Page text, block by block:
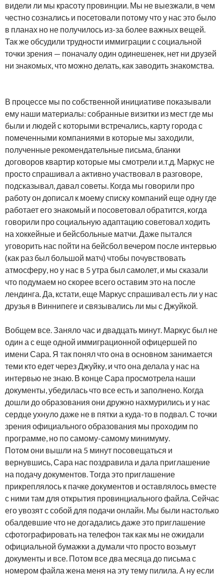
видели ли мы красоту провинции. Мы не выезжали, в чем
честно сознались и посетовали потому что у нас это было
в планах но не получилось из-за более важных вещей.
Так же обсудили трудности иммиграции с социальной
точки зрения — поначалу один одинешенек, нет ни друзей
ни знакомых, что можно делать, как заводить знакомства.
В процессе мы по собственной инициативе показывали
ему наши материалы: собранные визитки из мест где мы
были и людей с которыми встречались, карту города с
помеченными компаниями в которые мы заходили,
полученные рекомендательные письма, бланки
договоров квартир которые мы смотрели и.т.д. Маркус не
просто спрашивал а активно участвовал в разговоре,
подсказывал, давал советы. Когда мы говорили про
работу он дописал к моему списку компаний еще одну где
работает его знакомый и посоветовал обратится, когда
говорили про социальную адаптацию советовал ходить
на хоккейные и бейсбольные матчи. Даже пытался
уговорить нас пойти на бейсбол вечером после интервью
(как раз был большой матч) чтобы почувствовать
атмосферу, но у нас в 5 утра был самолет, и мы сказали
что подумаем но скорее всего оставим это на после
лендинга. Да, кстати, еще Маркус спрашивал есть ли у нас
друзья в Виннипеге и связывались ли мы с Джуйкой.
Вобщем все. Заняло час и двадцать минут. Маркус был не
один а с еще одной иммиграционной офицершей по
имени Сара. Я так понял что она в основном занимается
теми кто едет через Джуйку, и что она делала у нас на
интервью не знаю. В конце Сара просмотрела наши
документы, убедилась что все есть и заполнено. Когда
дошли до образования они дружно нахмурились и у нас
сердце ухнуло даже не в пятки а куда-то в подвал. С точки
зрения официального образования мы проходим по
программе, но по самому-самому минимуму.
Потом они вышли на 5 минут посовещаться и
вернувшись, Сара нас поздравила и дала приглашение
на подачу документов. Тогда это приглашение
прикреплялось к пачке документов и оставлялось вместе
с ними там для открытия провинциального файла. Сейчас
его увозят с собой для подачи онлайн. Мы были настолько
обалдевшие что не догадались даже это приглашение
сфотографировать на телефон так как мы не ожидали
официальной бумажки а думали что просто возьмут
документы и все. Потом все два месяца до письма с
номером файла жена меня на эту тему пилила. А ну если